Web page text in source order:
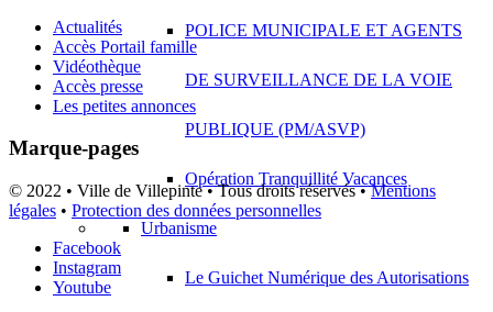
POLICE MUNICIPALE ET AGENTS
DE SURVEILLANCE DE LA VOIE
PUBLIQUE (PM/ASVP)
Opération Tranquillité Vacances
Urbanisme
Le Guichet Numérique des Autorisations
Actualités
Accès Portail famille
Vidéothèque
Accès presse
Les petites annonces
Marque-pages
© 2022 • Ville de Villepinte • Tous droits réservés •Mentions
légales • Protection des données personnelles
Facebook
Instagram
Youtube